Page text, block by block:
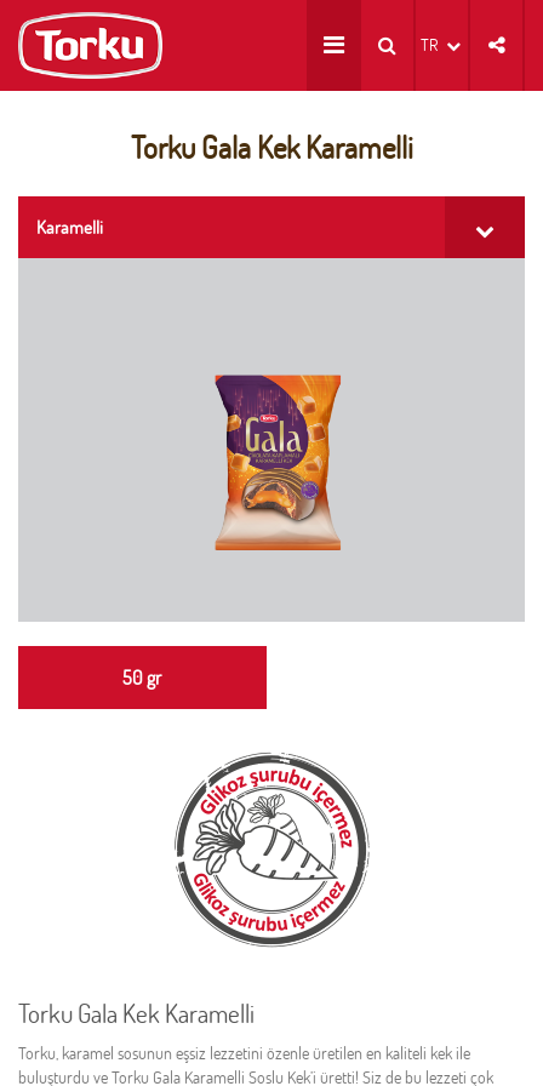
TR
Torku Gala Kek Karamelli
Karamelli
50 gr
Torku Gala Kek Karamelli
Torku, karamel sosunun eşsiz lezzetini özenle üretilen en kaliteli kek ile
buluşturdu ve Torku Gala Karamelli Soslu Kek’i üretti! Siz de bu lezzeti çok